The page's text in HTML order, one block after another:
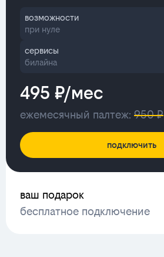
возможности
при нуле
сервисы
билайна
495 ₽/мес
ежемесячный палтеж: 950 ₽
подключить
ваш подарок
бесплатное подключение